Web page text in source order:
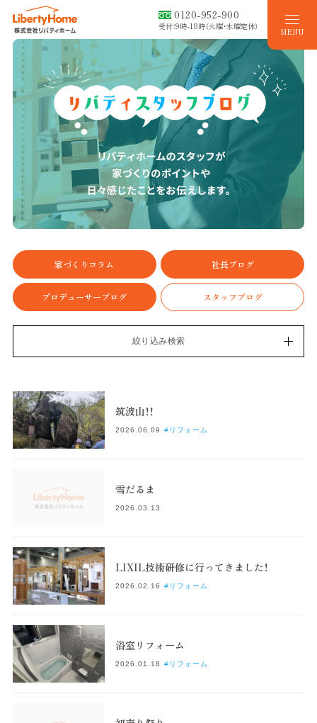
MENU
0120-952-900
受付：9時-18時（火曜・水曜定休）
家づくりコラム 社長ブログ
プロデューサーブログ スタッフブログ
絞り込み検索
筑波山！！
2026.06.09 #リフォーム
雪だるま
2026.03.13
LIXIL技術研修に行ってきました！
2026.02.16 #リフォーム
浴室リフォーム
2026.01.18 #リフォーム